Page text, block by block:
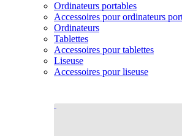
Ordinateurs portables
Accessoires pour ordinateurs
Ordinateurs
Tablettes
Accessoires pour tablettes
Liseuse
Accessoires pour liseuse